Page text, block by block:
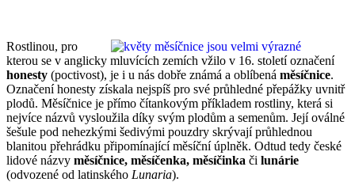
Rostlinou, pro
kterou se v anglicky mluvících zemích vžilo v 16. století označení
honesty (poctivost), je i u nás dobře známá a oblíbená měsíčnice.
Označení honesty získala nejspíš pro své průhledné přepážky uvnitř
plodů. Měsíčnice je přímo čítankovým příkladem rostliny, která si
nejvíce názvů vysloužila díky svým plodům a semenům. Její oválné
šešule pod nehezkými šedivými pouzdry skrývají průhlednou
blanitou přehrádku připomínající měsíční úplněk. Odtud tedy české
lidové názvy měsíčnice, měsíčenka, měsíčinka či lunárie
(odvozené od latinského Lunaria).